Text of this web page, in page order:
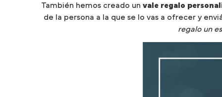
También hemos creado un vale regalo
de la persona a la que se lo vas a ofrecer y
regalo un